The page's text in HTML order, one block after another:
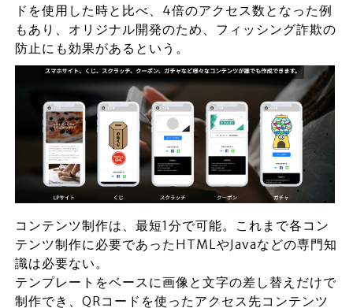
ドを使用した時と比べ、4倍のアクセス数となった例
もあり、オリジナル開発のため、フィッシング詐欺の
防止にも効果があるという。
コンテンツ制作は、最短1分で可能。これまで各コン
テンツ制作に必要であったHTMLやJavaなどの専門知
識は必要ない。
テンプレートをベースに画像と文字の差し替えだけで
制作でき、QRコードを使ったアクセス先コンテンツ